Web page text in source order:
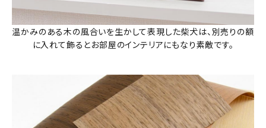
温かみのある木の風合いを生かして表現した柴犬は、別売りの額
に入れて飾るとお部屋のインテリアにもなり素敵です。